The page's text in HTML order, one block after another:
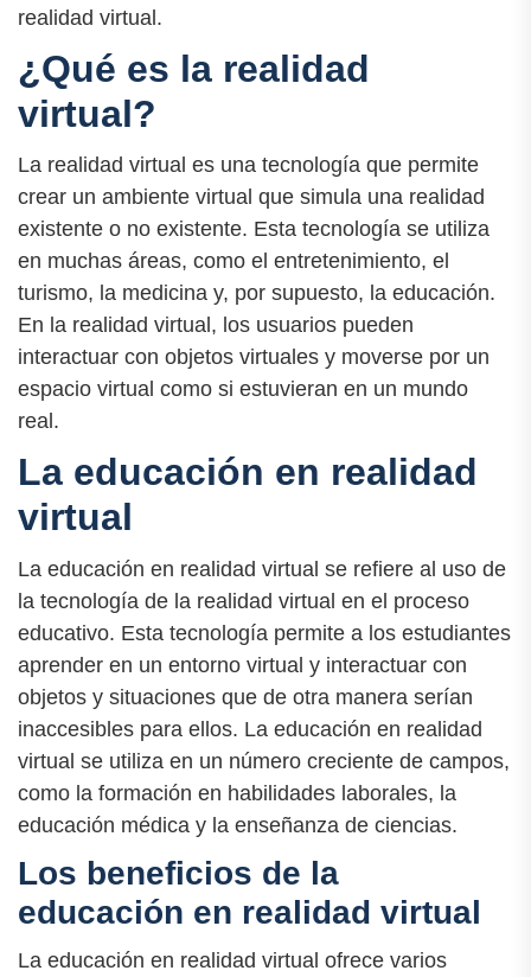
realidad virtual.
¿Qué es la realidad
virtual?
La realidad virtual es una tecnología que permite
crear un ambiente virtual que simula una realidad
existente o no existente. Esta tecnología se utiliza
en muchas áreas, como el entretenimiento, el
turismo, la medicina y, por supuesto, la educación.
En la realidad virtual, los usuarios pueden
interactuar con objetos virtuales y moverse por un
espacio virtual como si estuvieran en un mundo
real.
La educación en realidad
virtual
La educación en realidad virtual se refiere al uso de
la tecnología de la realidad virtual en el proceso
educativo. Esta tecnología permite a los estudiantes
aprender en un entorno virtual y interactuar con
objetos y situaciones que de otra manera serían
inaccesibles para ellos. La educación en realidad
virtual se utiliza en un número creciente de campos,
como la formación en habilidades laborales, la
educación médica y la enseñanza de ciencias.
Los beneficios de la
educación en realidad virtual
La educación en realidad virtual ofrece varios